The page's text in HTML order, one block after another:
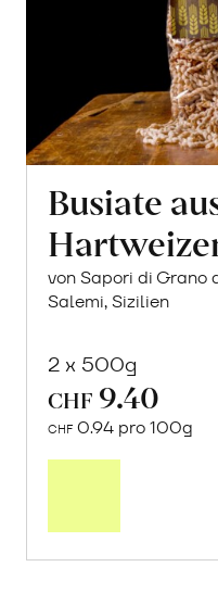
Busiate
von Sapori di
Salemi, Sizilien
2 x 500g
CHF 9.40
CHF 0.94 pro 100g